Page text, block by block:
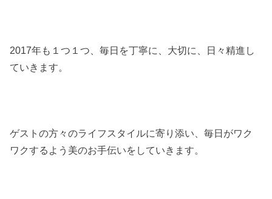
2017年も１つ１つ、毎日を丁寧に、大切に、日々精進し
ていきます。
ゲストの方々のライフスタイルに寄り添い、毎日がワク
ワクするよう美のお手伝いをしていきます。